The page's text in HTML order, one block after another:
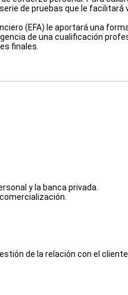
de pruebas que le facilitará
(EFA) le aportará una
de una cualificación
finales.
y la banca privada.
de la relación con el